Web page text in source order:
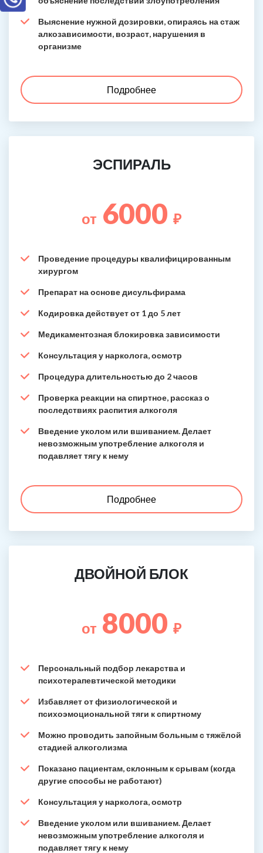
Выяснение нужной дозировки, опираясь на стаж
алкозависимости, возраст, нарушения в
организме
Подробнее
ЭСПИРАЛЬ
от 6000 ₽
Проведение процедуры квалифицированным
хирургом
Препарат на основе дисульфирама
Кодировка действует от 1 до 5 лет
Медикаментозная блокировка зависимости
Консультация у нарколога, осмотр
Процедура длительностью до 2 часов
Проверка реакции на спиртное, рассказ о
последствиях распития алкоголя
Введение уколом или вшиванием. Делает
невозможным употребление алкоголя и
подавляет тягу к нему
Подробнее
ДВОЙНОЙ БЛОК
от 8000 ₽
Персональный подбор лекарства и
психотерапевтической методики
Избавляет от физиологической и
психоэмоциональной тяги к спиртному
Можно проводить запойным больным с тяжёлой
стадией алкоголизма
Показано пациентам, склонным к срывам (когда
другие способы не работают)
Консультация у нарколога, осмотр
Введение уколом или вшиванием. Делает
невозможным употребление алкоголя и
подавляет тягу к нему